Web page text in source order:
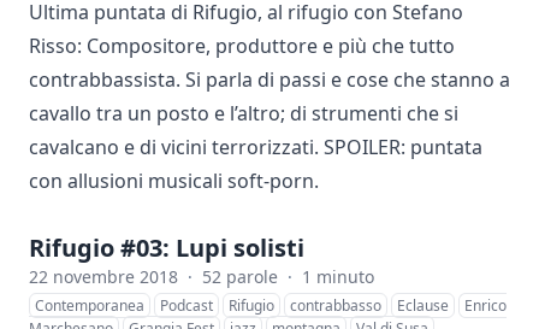
Ultima puntata di Rifugio, al rifugio con Stefano
Risso: Compositore, produttore e più che tutto
contrabbassista. Si parla di passi e cose che stanno a
cavallo tra un posto e l’altro; di strumenti che si
cavalcano e di vicini terrorizzati. SPOILER: puntata
con allusioni musicali soft-porn.
Rifugio #03: Lupi solisti
22 novembre 2018 · 52 parole · 1 minuto
Contemporanea Podcast Rifugio contrabbasso Eclause
Enrico